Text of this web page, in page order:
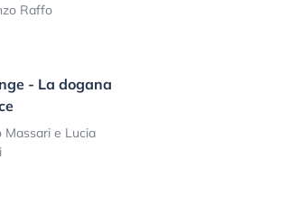
Raffo
- La dogana
Massari e Lucia